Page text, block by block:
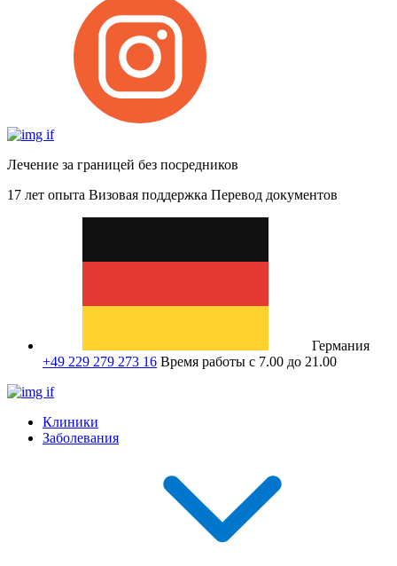
Лечение за границей без посредников
17 лет опыта Визовая поддержка Перевод документов
Германия
+49 229 279 273 16 Время работы с 7.00 до 21.00
Клиники
Заболевания